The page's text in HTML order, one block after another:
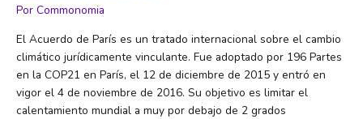
Por Commonomia
El Acuerdo de París es un tratado internacional sobre el cambio
climático jurídicamente vinculante. Fue adoptado por 196 Partes
en la COP21 en París, el 12 de diciembre de 2015 y entró en
vigor el 4 de noviembre de 2016. Su objetivo es limitar el
calentamiento mundial a muy por debajo de 2 grados